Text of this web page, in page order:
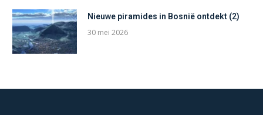
Nieuwe piramides in Bosnië ontdekt (2)
30 mei 2026